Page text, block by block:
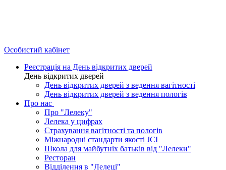
Особистий кабінет
Реєстрація на День відкритих дверей
День відкритих дверей
День відкритих дверей з ведення вагітності
День відкритих дверей з ведення пологів
Про нас
Про "Лелеку"
Лелека у цифрах
Страхування вагітності та пологів
Міжнародні стандарти якості JCI
Школа для майбутніх батьків від "Лелеки"
Ресторан
Відділення в "Лелеці"